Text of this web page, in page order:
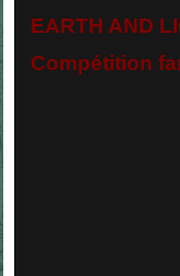
EARTH AND
Compétition